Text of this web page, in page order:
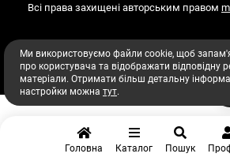
Всі права захищені авторським правом
Головна Каталог Пошук
Ми використовуємо файли cookie, щоб
про користувача та відображати відповідну
матеріали. Отримати більш детальну
настройки можна тут.